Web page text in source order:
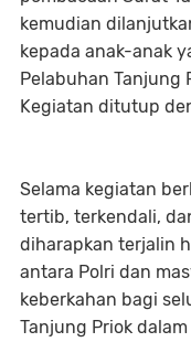
kemudian
kepada anak-anak
Pelabuhan Tanjung
Kegiatan ditutup
Selama kegiatan
tertib, terkendali,
diharapkan terjalin
antara Polri dan
keberkahan bagi
Tanjung Priok